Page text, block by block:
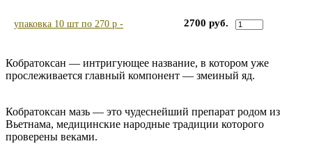
упаковка 10 шт по 270 р - 2700 руб.
Кобратоксан — интригующее название, в котором уже
прослеживается главный компонент — змеиный яд.
Кобратоксан мазь — это чудеснейший препарат родом из
Вьетнама, медицинские народные традиции которого
проверены веками.